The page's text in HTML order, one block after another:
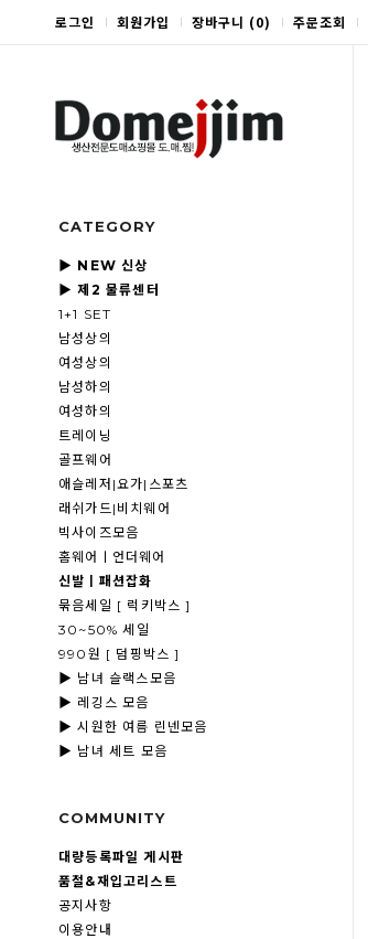
로그인 회원가입 장바구니 (0) 주문조회
CATEGORY
▶ NEW 신상
▶ 제2 물류센터
1+1 SET
남성상의
여성상의
남성하의
여성하의
트레이닝
골프웨어
애슬레저|요가|스포츠
래쉬가드|비치웨어
빅사이즈모음
홈웨어ㅣ언더웨어
신발ㅣ패션잡화
묶음세일 [ 럭키박스 ]
30~50% 세일
990원 [ 덤핑박스 ]
▶ 남녀 슬랙스모음
▶ 레깅스 모음
▶ 시원한 여름 린넨모음
▶ 남녀 세트 모음
COMMUNITY
대량등록파일 게시판
품절&재입고리스트
공지사항
이용안내